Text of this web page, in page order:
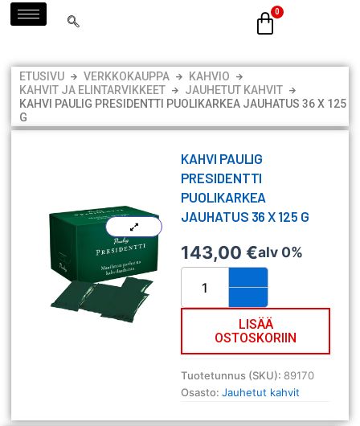
Siirry
sisältöön
ETUSIVU VERKKOKAUPPA
KAHVIO
KAHVIT JA ELINTARVIKKEET
JAUHETUT KAHVIT
KAHVI PAULIG PRESIDENTTI PUOLIKARKEA JAUHATUS 36 X 125
G
KAHVI PAULIG
PRESIDENTTI
PUOLIKARKEA
JAUHATUS 36 X 125 G
143,00€alv 0%
Kahvi
Paulig
Presidentti
puolikarkea
jauhatus
36
x
125
määrä
LISÄÄ
OSTOSKORIIN
Tuotetunnus (SKU): 89170
Osasto:Jauhetut kahvit